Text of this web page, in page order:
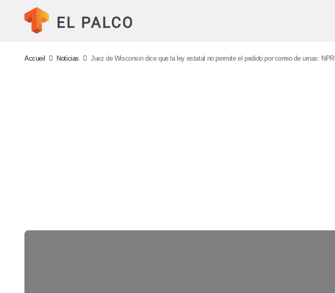
Accueil Noticias Juez de Wisconsin dice que la ley estatal no permite el pedido por correo de urnas: NPR